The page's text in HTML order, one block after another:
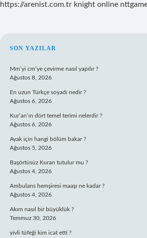
https://arenist.com.tr knight online
SIDEBAR
SON YAZILAR
Mm’yi cm’ye çevirme nasıl yapılır ?
Ağustos 8, 2026
En uzun Türkçe soyadı nedir ?
Ağustos 6, 2026
Kur’an’ın dört temel terimi nelerdir ?
Ağustos 6, 2026
Ayak için hangi bölüm bakar ?
Ağustos 5, 2026
Başörtüsüz Kuran tutulur mu ?
Ağustos 4, 2026
Ambulans hemşiresi maaşı ne kadar ?
Ağustos 4, 2026
Akım nasıl bir büyüklük ?
Temmuz 30, 2026
yivli tüfeği kim icat etti ?